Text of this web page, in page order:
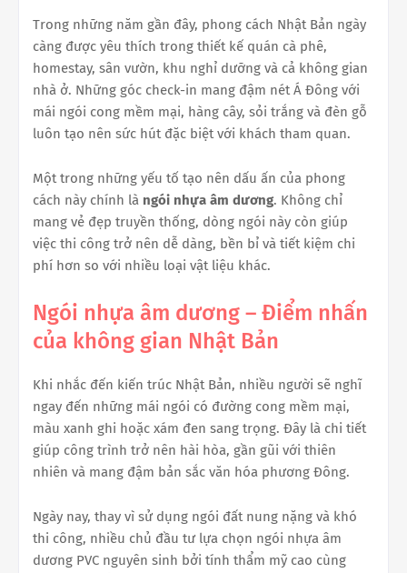
Trong những năm gần đây, phong cách Nhật Bản ngày
càng được yêu thích trong thiết kế quán cà phê,
homestay, sân vườn, khu nghỉ dưỡng và cả không gian
nhà ở. Những góc check-in mang đậm nét Á Đông với
mái ngói cong mềm mại, hàng cây, sỏi trắng và đèn gỗ
luôn tạo nên sức hút đặc biệt với khách tham quan.
Một trong những yếu tố tạo nên dấu ấn của phong
cách này chính là ngói nhựa âm dương. Không chỉ
mang vẻ đẹp truyền thống, dòng ngói này còn giúp
việc thi công trở nên dễ dàng, bền bỉ và tiết kiệm chi
phí hơn so với nhiều loại vật liệu khác.
Ngói nhựa âm dương – Điểm nhấn
của không gian Nhật Bản
Khi nhắc đến kiến trúc Nhật Bản, nhiều người sẽ nghĩ
ngay đến những mái ngói có đường cong mềm mại,
màu xanh ghi hoặc xám đen sang trọng. Đây là chi tiết
giúp công trình trở nên hài hòa, gần gũi với thiên
nhiên và mang đậm bản sắc văn hóa phương Đông.
Ngày nay, thay vì sử dụng ngói đất nung nặng và khó
thi công, nhiều chủ đầu tư lựa chọn ngói nhựa âm
dương PVC nguyên sinh bởi tính thẩm mỹ cao cùng